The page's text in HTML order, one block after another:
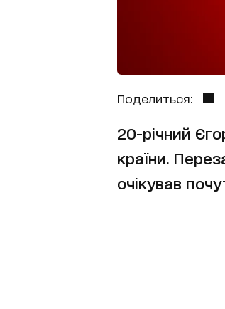
Поделиться:
20-річний
країни.
очікував